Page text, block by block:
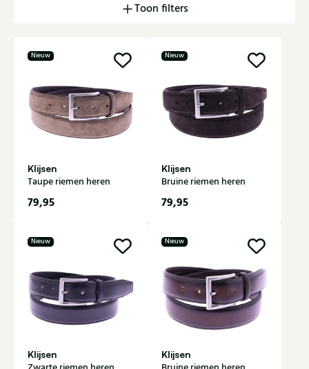
Toon filters
Nieuw
Klijsen
Taupe riemen heren
79,95
Nieuw
Klijsen
Bruine riemen heren
79,95
Nieuw
Klijsen
Nieuw
Klijsen